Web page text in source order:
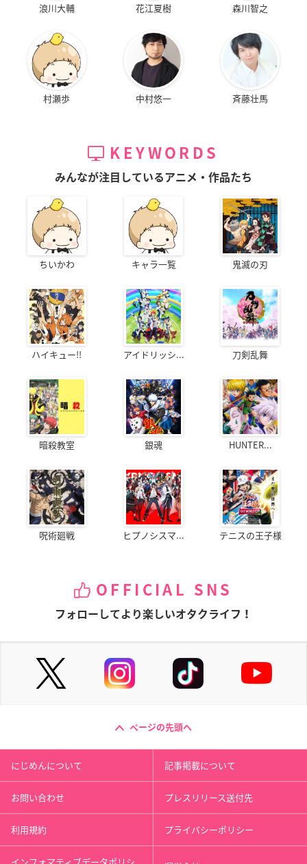
浪川大輔 花江夏樹 森川智之
村瀬歩 中村悠一 斉藤壮馬
KEYWORDS
みんなが注目しているアニメ・作品たち
ちいかわ キャラ一覧 鬼滅の刃
ハイキュー!! アイドリッシ... 刀剣乱舞
暗殺教室 銀魂 HUNTER...
呪術廻戦 ヒプノシスマ... テニスの王子様
OFFICIAL SNS
フォローしてより楽しいオタクライフ！
ページの先頭へ
にじめんについて 記事掲載について
お問い合わせ プレスリリース送付先
利用規約 プライバシーポリシー
インフォマティブデータポリシ